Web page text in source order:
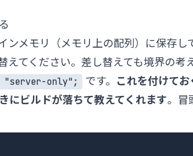
ンメモリ（メモリ上の配列）に保存し
てください。差し替えても境界の考
"server-only"; です。
これを付けて
ビルドが落ちて教えてくれます。冒